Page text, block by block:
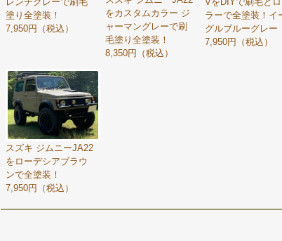
塗り全塗装！
7,950円（税込）
をカスタムカラー ジ
ャーマングレーで刷
毛塗り全塗装！
8,350円（税込）
ラーで全塗装！イ
グルブルーグレー
7,950円（税込）
スズキ ジムニーJA22
をローデシアブラウ
ンで全塗装！
7,950円（税込）